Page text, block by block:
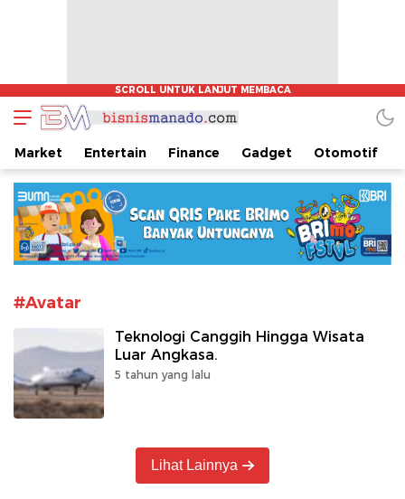
www.bisnismanado.com
Berita Bisnis Sulawesi Utara
Market Entertain Finance Gadget Otomotif
#Avatar
Teknologi Canggih Hingga Wisata
Luar Angkasa.
5 tahun yang lalu
Lihat Lainnya